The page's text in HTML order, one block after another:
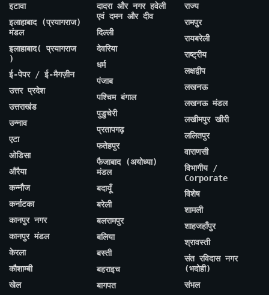
इटावा
इलाहाबाद (प्रयागराज)
मंडल
इलाहाबाद( प्रयागराज
)
ई-पेपर / ई-मैगज़ीन
उत्तर प्रदेश
उत्तराखंड
उन्नाव
एटा
ओडिसा
औरैया
कन्नौज
कर्नाटका
कानपुर नगर
कानपुर मंडल
केरला
कौशाम्बी
खेल
दादरा और नगर हवेली
एवं दमन और दीव
दिल्ली
देवरिया
धर्म
पंजाब
पश्चिम बंगाल
पुडुचेरी
प्रतापगढ़
फतेहपुर
फैजाबाद (अयोध्या)
मंडल
बदायूँ
बरेली
बलरामपुर
बलिया
बस्ती
बहराइच
बागपत
राज्य
रामपुर
रायबरेली
राष्ट्रीय
लक्षद्वीप
लखनऊ
लखनऊ मंडल
लखीमपुर खीरी
ललितपुर
वाराणसी
विभागीय /
Corporate
विशेष
शामली
शाहजहाँपुर
श्रावस्ती
संत रविदास नगर
(भदोही)
संभल